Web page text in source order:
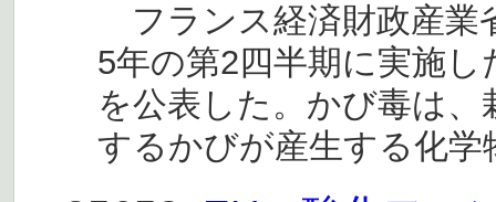
フランス経済財政産業
5年の第2四半期に実施
を公表した。かび毒は
するかびが産生する化